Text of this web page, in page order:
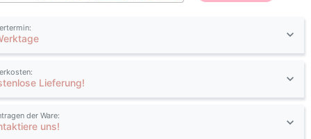
Lieferung!
der Ware:
uns!